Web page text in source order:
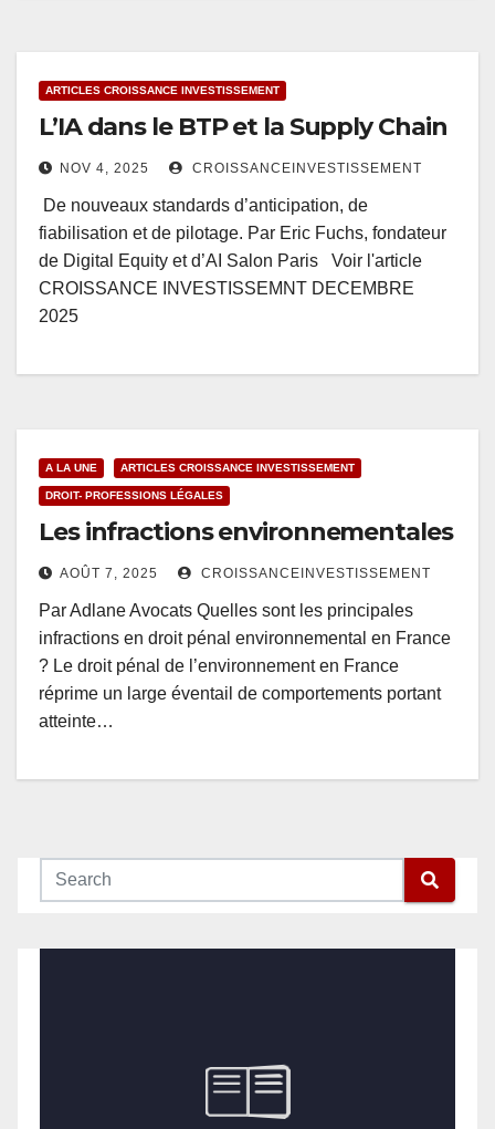
ARTICLES CROISSANCE INVESTISSEMENT
L’IA dans le BTP et la Supply Chain
NOV 4, 2025 CROISSANCEINVESTISSEMENT
De nouveaux standards d’anticipation, de
fiabilisation et de pilotage. Par Eric Fuchs, fondateur
de Digital Equity et d’AI Salon Paris Voir l'article
CROISSANCE INVESTISSEMNT DECEMBRE
2025
A LA UNE ARTICLES CROISSANCE INVESTISSEMENT
DROIT- PROFESSIONS LÉGALES
Les infractions environnementales
AOÛT 7, 2025 CROISSANCEINVESTISSEMENT
Par Adlane Avocats Quelles sont les principales
infractions en droit pénal environnemental en France
? Le droit pénal de l’environnement en France
réprime un large éventail de comportements portant
atteinte…